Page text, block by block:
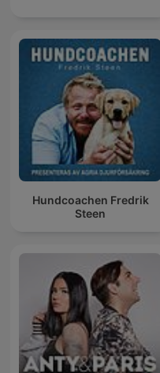
Hundcoachen Fredrik
Steen